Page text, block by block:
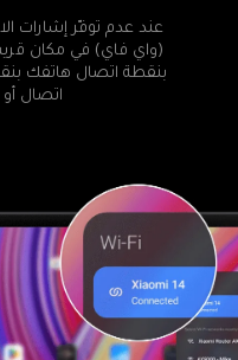
عند عدم توفّر إشارات
(واي فاي) في مكان
بنقطة اتصال هاتفك
اتصال